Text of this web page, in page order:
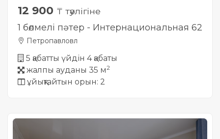
12 900 ₸ тәулігіне
1 бөлмелі пәтер - Интернациональная 62
Петропавловл
5 қабатты үйдін 4 қабаты
жалпы ауданы 35 м2
ұйықтайтын орын: 2